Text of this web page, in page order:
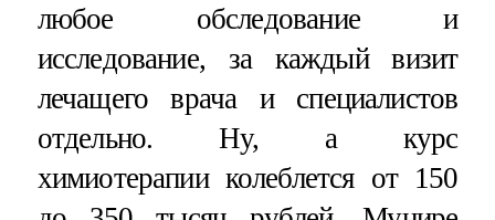
любое обследование и
исследование, за каждый визит
лечащего врача и специалистов
отдельно. Ну, а курс
химиотерапии колеблется от 150